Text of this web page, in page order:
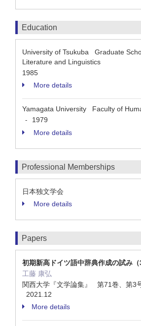
Education
University of Tsukuba Graduate
Literature and Linguistics
1985
More details
Yamagata University Faculty of
-
1979
More details
Professional Memberships
日本独文学会
More details
Papers
初期新高ドイツ語中辞典作成の試み
工藤 康弘
関西大学『文学論集』 第71巻、第3
2021.12
More details